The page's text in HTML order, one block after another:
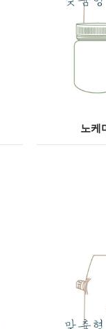
노케